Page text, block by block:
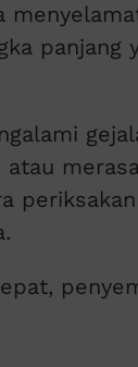
panjang
atau